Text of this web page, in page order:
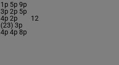
1p 5p 9p
3p 2p 5p
4p 2p
(23) 3p
4p 4p 8p
12